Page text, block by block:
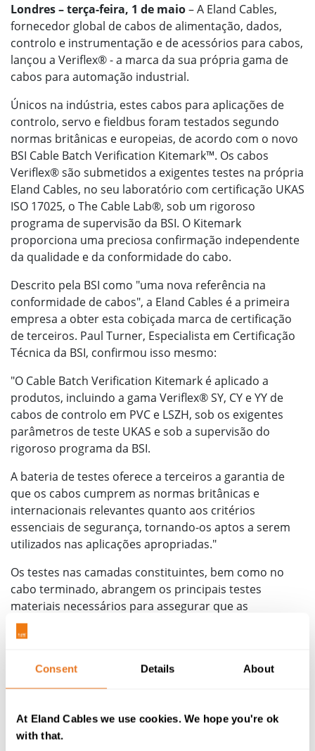
Consent Details About
At Eland Cables we use cookies. We hope you're ok
with that.
Londres – terça-feira, 1 de maio– A Eland Cables,
fornecedor global de cabos de alimentação, dados,
controlo e instrumentação e de acessórios para cabos,
lançou a Veriflex® - a marca da sua própria gama de
cabos para automação industrial.
Únicos na indústria, estes cabos para aplicações de
controlo, servo e fieldbus foram testados segundo
normas britânicas e europeias, de acordo com o novo
BSI Cable Batch Verification Kitemark™. Os cabos
Veriflex® são submetidos a exigentes testes na própria
Eland Cables, no seu laboratório com certificação UKAS
ISO 17025, o The Cable Lab®, sob um rigoroso
programa de supervisão da BSI. O Kitemark
proporciona uma preciosa confirmação independente
da qualidade e da conformidade do cabo.
Descrito pela BSI como "uma nova referência na
conformidade de cabos", a Eland Cables é a primeira
empresa a obter esta cobiçada marca de certificação
de terceiros. Paul Turner, Especialista em Certificação
Técnica da BSI, confirmou isso mesmo:
"O Cable Batch Verification Kitemark é aplicado a
produtos, incluindo a gama Veriflex® SY, CY e YY de
cabos de controlo em PVC e LSZH, sob os exigentes
parâmetros de teste UKAS e sob a supervisão do
rigoroso programa da BSI.
A bateria de testes oferece a terceiros a garantia de
que os cabos cumprem as normas britânicas e
internacionais relevantes quanto aos critérios
essenciais de segurança, tornando-os aptos a serem
utilizados nas aplicações apropriadas."
Os testes nas camadas constituintes, bem como no
cabo terminado, abrangem os principais testes
materiais necessários para assegurar que as
propriedades do cabo correspondem ao fabrico e ao
desempenho preconizado. Estes incluem propagação
propriedades de tração e alongamento dos materiais
de isolamento e revestimento.
As garantias alargadas também são padrão para a
gama Veriflex®, com uma garantia de 3 anos para